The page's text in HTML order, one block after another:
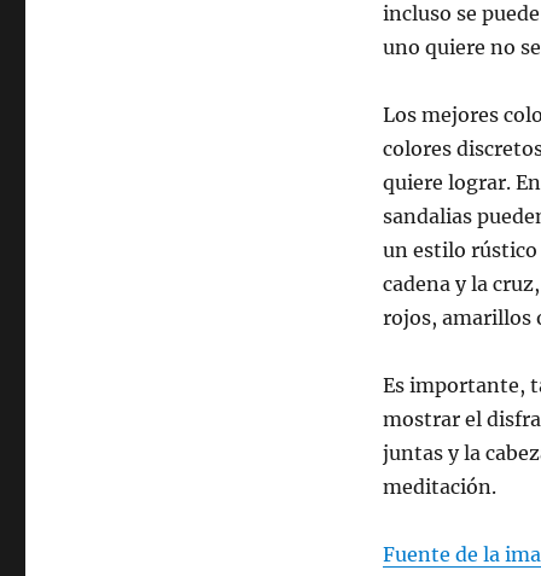
incluso se
uno quiere no
Los mejores
colores
quiere lograr.
sandalias
un estilo rústico
cadena y la
rojos, amarillos
Es importante,
mostrar el
juntas y la
meditación.
Fuente de la